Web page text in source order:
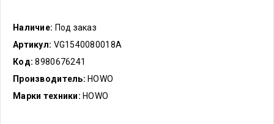
Наличие: Под заказ
Артикул: VG1540080018A
Код: 8980676241
Производитель: HOWO
Марки техники: HOWO